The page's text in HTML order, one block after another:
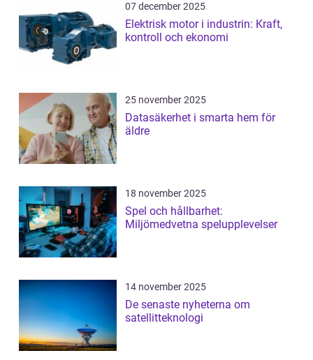
07 december 2025
Elektrisk motor i industrin: Kraft,
kontroll och ekonomi
25 november 2025
Datasäkerhet i smarta hem för
äldre
18 november 2025
Spel och hållbarhet:
Miljömedvetna spelupplevelser
14 november 2025
De senaste nyheterna om
satellitteknologi